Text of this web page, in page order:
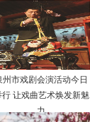
州市戏剧会演活动今日
行 让戏曲艺术焕发新魅
力